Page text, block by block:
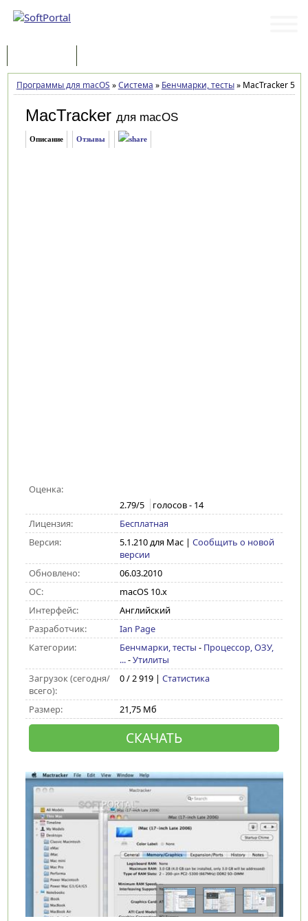
Программы для macOS »Система » Бенчмарки, тесты»MacTracker
MacTracker для macOS
Описание Отзывы
Оценка:
2.79/5 голосов - 14
Лицензия:
Бесплатная
Версия:
5.1.210 для Mac| Сообщить о новой
версии
Обновлено:
06.03.2010
ОС:
macOS 10.x
Интерфейс:
Английский
Разработчик:
Ian Page
Категории:
Бенчмарки, тесты - Процессор, ОЗУ,
...-Утилиты
Загрузок (сегодня/
всего):
0 / 2 919 | Статистика
Размер: 21,75 Мб
СКАЧАТЬ